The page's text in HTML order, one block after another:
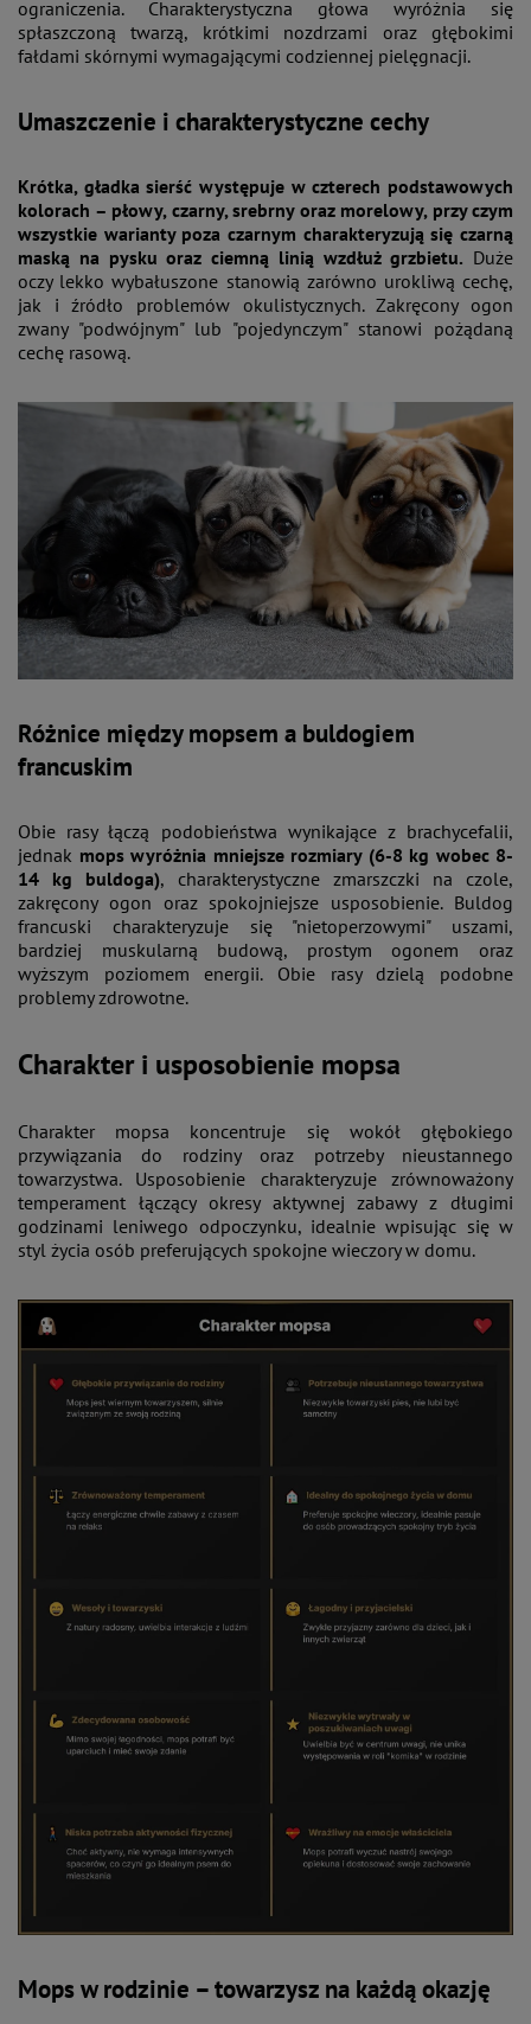
ograniczenia. Charakterystyczna głowa wyróżnia się
spłaszczoną twarzą, krótkimi nozdrzami oraz głębokimi
fałdami skórnymi wymagającymi codziennej pielęgnacji.
Umaszczenie i charakterystyczne cechy
Krótka, gładka sierść występuje w czterech podstawowych
kolorach – płowy, czarny, srebrny oraz morelowy, przy czym
wszystkie warianty poza czarnym charakteryzują się czarną
maską na pysku oraz ciemną linią wzdłuż grzbietu. Duże
oczy lekko wybałuszone stanowią zarówno urokliwą cechę,
jak i źródło problemów okulistycznych. Zakręcony ogon
zwany "podwójnym" lub "pojedynczym" stanowi pożądaną
cechę rasową.
Różnice między mopsem a buldogiem
francuskim
Obie rasy łączą podobieństwa wynikające z brachycefalii,
jednak mops wyróżnia mniejsze rozmiary (6-8 kg wobec 8-
14 kg buldoga), charakterystyczne zmarszczki na czole,
zakręcony ogon oraz spokojniejsze usposobienie. Buldog
francuski charakteryzuje się "nietoperzowymi" uszami,
bardziej muskularną budową, prostym ogonem oraz
wyższym poziomem energii. Obie rasy dzielą podobne
problemy zdrowotne.
Charakter i usposobienie mopsa
Charakter mopsa koncentruje się wokół głębokiego
przywiązania do rodziny oraz potrzeby nieustannego
towarzystwa. Usposobienie charakteryzuje zrównoważony
temperament łączący okresy aktywnej zabawy z długimi
godzinami leniwego odpoczynku, idealnie wpisując się w
styl życia osób preferujących spokojne wieczory w domu.
Mops w rodzinie – towarzysz na każdą okazję